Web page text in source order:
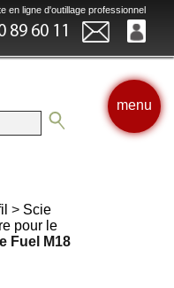
en ligne d'outillage professionnel
89 60 11
menu
> Scie
pour le
Fuel M18